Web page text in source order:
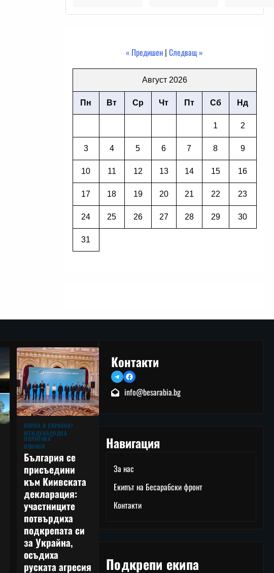
« Предишен |Следващ »
Август 2026
Пн Вт Ср Чт Пт Сб Нд
1 2
3 4 5 6 7 8 9
10 11 12 13 14 15 16
17 18 19 20 21 22 23
24 25 26 27 28 29 30
31
ВОЙНА В УКРАЙНА
МЕЖДУНАРОДНА
ПОЛИТИКА
НОВИНИ
България се
присъедини
към Киивската
декларация:
участниците
потвърдиха
подкрепата си
за Украйна,
осъдиха
руската агресия
Контакти
TelegramFacebook
info@besarabia.bg
Навигация
За нас
Екипът на Бесарабски фронт
Контакти
Подкрепи екипа